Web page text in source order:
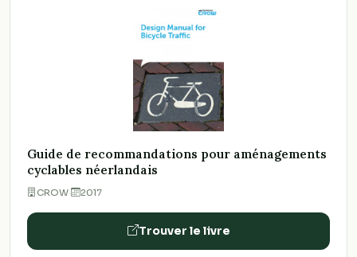
Guide de recommandations pour aménagements
cyclables néerlandais
CROW· 2017
Trouver le livre